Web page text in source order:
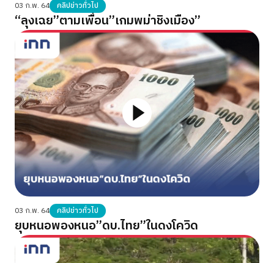
03 ก.พ. 64 คลิปข่าวทั่วไป
“ลุงเฉย”ตามเพื่อน”เกมพม่าชิงเมือง”
03 ก.พ. 64 คลิปข่าวทั่วไป
ยุบหนอพองหนอ”ดบ.ไทย”ในดงโควิด